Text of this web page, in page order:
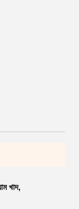
খাদ,